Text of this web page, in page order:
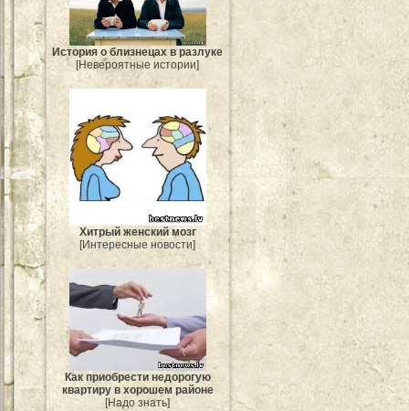
История о близнецах в разлуке
[Невероятные истории]
Хитрый женский мозг
[Интересные новости]
Как приобрести недорогую
квартиру в хорошем районе
[Надо знать]